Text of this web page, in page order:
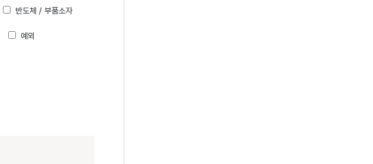
반도체 / 부품소자
예외